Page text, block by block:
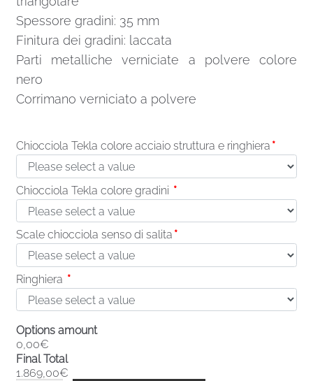
Spessore gradini: 35 mm
Finitura dei gradini: laccata
Parti metalliche verniciate a polvere colore
nero
Corrimano verniciato a polvere
Chiocciola Tekla colore acciaio struttura e ringhiera *
Chiocciola Tekla colore gradini *
Scale chiocciola senso di salita *
Ringhiera *
Options amount
0,00€
Final Total
1.869,00€